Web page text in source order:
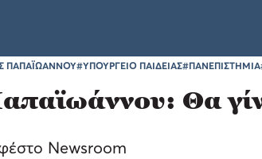
ΠΑΠΑΪΩΑΝΝΟΥ#ΥΠΟΥΡΓΕΙΟ ΠΑΙΔΕΙΑΣ#ΠΑΝΕΠΙΣΤΗΜΙΑ
Θα
Newsroom